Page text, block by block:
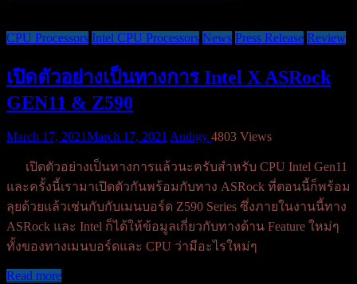
CPU Processors Intel CPU Processors News Press Release Review
เปิดตัวอย่างเป็นทางการ Intel X ASRock
GEN11 & Z590
March 17, 2021March 17, 2021 Audigy 4803 Views
เปิดตัวอย่างเป็นทางการแล้วนะครับสำหรับ CPU Intel Gen11
และครั้งนี้เรามาเปิดตัวกันพร้อมกับทาง ASRock ที่ตอนนี้ก็พร้อม
ลุยด้วยแล้วเช่นกับกับเมนบอร์ด Z590 Series ซึ่งภายในงานนี้ทาง
ASRock และ Intel ก็ได้ให้ข้อมูลเกี่ยวกับทางด้าน Feature ใหม่ๆ
ทั้งของทางเมนบอร์ดและ CPU ว่ามีอะไรใหม่ๆ
Read more